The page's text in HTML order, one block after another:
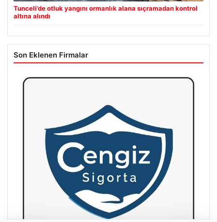
Tunceli’de otluk yangını ormanlık alana sıçramadan kontrol
altına alındı
Son Eklenen Firmalar